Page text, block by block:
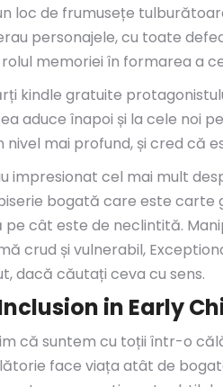
loc de frumusețe
personajele, cu toate
memoriei în formarea a
kindle gratuite
aduce înapoi și la cele noi
mai profund, și cred că
impresionat cel mai mult
bogată care este
pe cât este de neclintită.
crud și vulnerabil,
dacă căutați ceva cu sens.
in Early
că suntem cu toții într-o
face viața atât de